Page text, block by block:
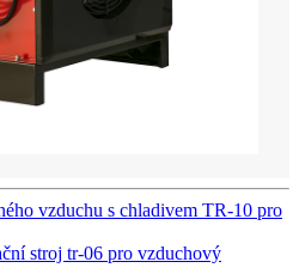
vzduchu s chladivem TR-10 pro
stroj tr-06 pro vzduchový